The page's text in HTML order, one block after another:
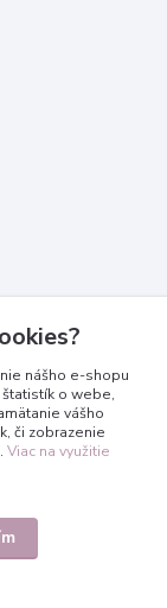
nášho e-shopu
o webe,
vášho
či zobrazenie
Viac na využitie